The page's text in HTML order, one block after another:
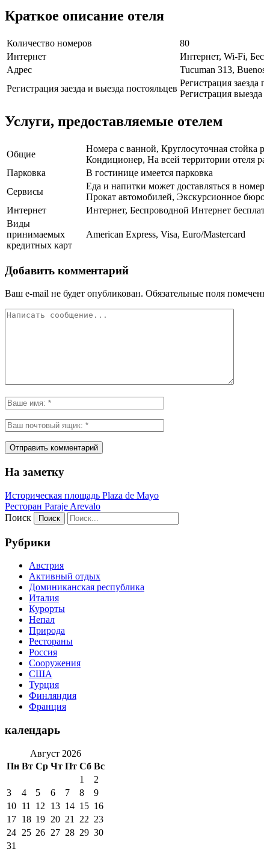
Краткое описание отеля
Количество номеров
80
Интернет
Интернет, Wi-Fi,
Адрес
Tucuman 313,
Регистрация заезда и выезда постояльцев
Регистрация заезда
Регистрация
Услуги, предоставляемые отелем
Общие
Номера с ванной, Круглосуточная
Кондиционер, На всей территории отеля
Парковка
В гостинице имеется парковка
Сервисы
Еда и напитки может доставляться в
Прокат автомобилей, Экскурсионное
Интернет
Интернет, Беспроводной Интернет
Виды
принимаемых
кредитных карт
American Express, Visa, Euro/Mastercard
Добавить комментарий
Ваш e-mail не будет опубликован. Обязательные поля
На заметку
Историческая площадь Plaza de Mayo
Ресторан Paraje Arevalo
Поиск
Рубрики
Австрия
Активный отдых
Доминиканская республика
Италия
Курорты
Непал
Природа
Рестораны
Россия
Сооружения
США
Турция
Финляндия
Франция
календарь
Август 2026
Пн Вт Ср Чт Пт Сб Вс
1
2
3
4 5 6 7 8
9
10 11 12 13 14 15 16
17 18 19 20 21 22 23
24 25 26 27 28 29 30
31